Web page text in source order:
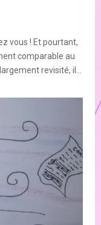
vous ! Et pourtant,
comparable au
revisité, il...